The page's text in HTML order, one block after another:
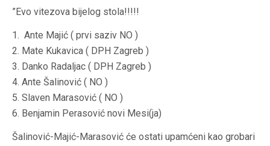
”Evo vitezova bijelog stola!!!!!
1. Ante Majić ( prvi saziv NO )
2. Mate Kukavica ( DPH Zagreb )
3. Danko Radaljac ( DPH Zagreb )
4. Ante Šalinović ( NO )
5. Slaven Marasović ( NO )
6. Benjamin Perasović novi Mesi(ja)
Šalinović-Majić-Marasović će ostati upamćeni kao grobari